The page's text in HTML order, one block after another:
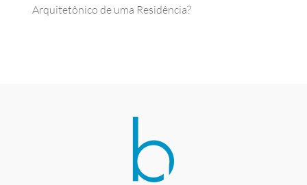
Arquitetônico de uma Residência?